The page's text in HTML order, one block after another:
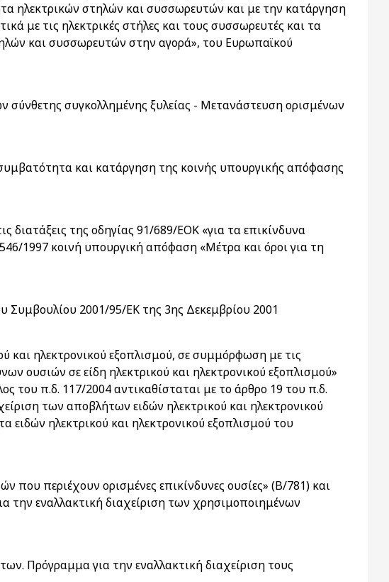
ηλεκτρικών στηλών και συσσωρευτών και με την κατάργηση
με τις ηλεκτρικές στήλες και τους συσσωρευτές και τα
και συσσωρευτών στην αγορά», του Ευρωπαϊκού
σύνθετης συγκολλημένης ξυλείας - Μετανάστευση ορισμένων
και κατάργηση της κοινής υπουργικής απόφασης
της οδηγίας 91/689/ΕΟΚ «για τα επικίνδυνα
1997 κοινή υπουργική απόφαση «Μέτρα και όροι για τη
Συμβουλίου 2001/95/ΕΚ της 3ης Δεκεμβρίου 2001
και ηλεκτρονικού εξοπλισμού, σε συμμόρφωση με τις
ουσιών σε είδη ηλεκτρικού και ηλεκτρονικού εξοπλισμού»
του π.δ. 117/2004 αντικαθίσταται με το άρθρο 19 του π.δ.
των αποβλήτων ειδών ηλεκτρικού και ηλεκτρονικού
ηλεκτρικού και ηλεκτρονικού εξοπλισμού του
περιέχουν ορισμένες επικίνδυνες ουσίες» (Β/781) και
την εναλλακτική διαχείριση των χρησιμοποιημένων
Πρόγραμμα για την εναλλακτική διαχείριση τους